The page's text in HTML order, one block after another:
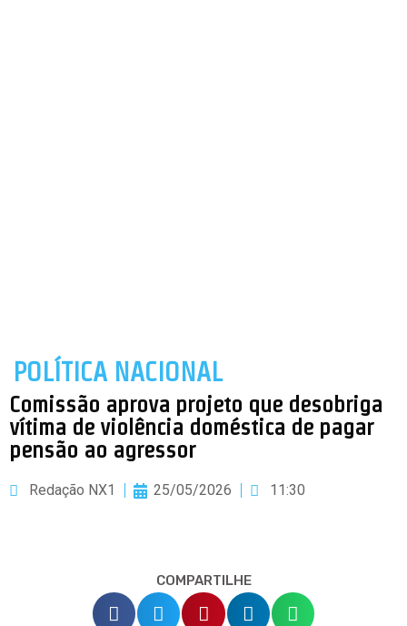
POLÍTICA NACIONAL
Comissão aprova projeto que desobriga
vítima de violência doméstica de pagar
pensão ao agressor
Redação NX1 25/05/2026 11:30
COMPARTILHE